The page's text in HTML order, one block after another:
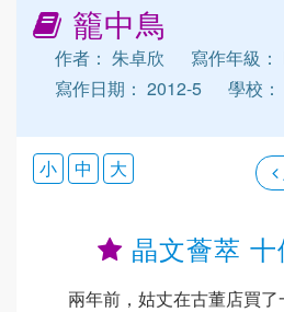
籠中鳥
作者： 朱卓欣
寫作年級：
寫作日期： 2012-5
學校：
小 中 大
晶文薈萃
兩年前，姑丈在古董店買